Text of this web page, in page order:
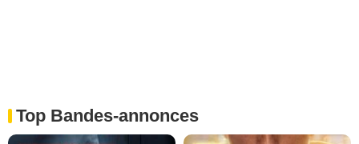
Top Bandes-annonces